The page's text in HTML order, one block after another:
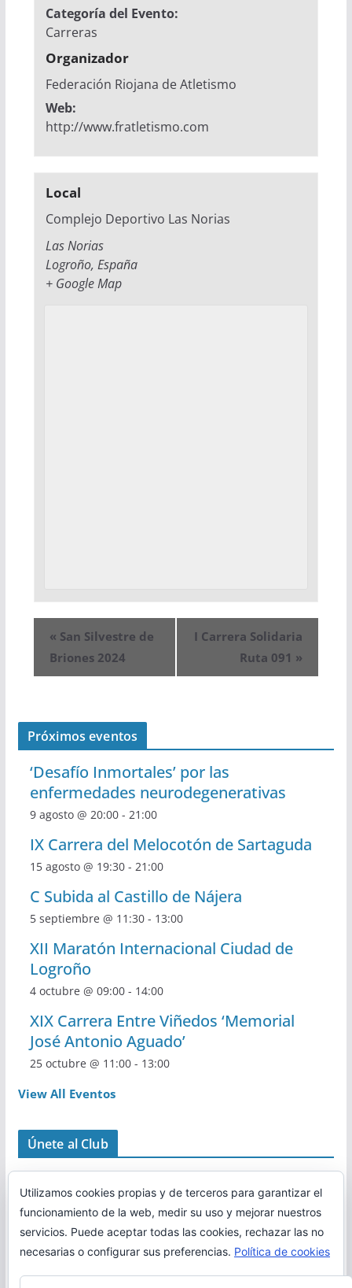
Categoría del Evento:
Carreras
Organizador
Federación Riojana de Atletismo
Web:
http://www.fratletismo.com
Local
Complejo Deportivo Las Norias
Las Norias
Logroño, España
+ Google Map
« San Silvestre de
Briones 2024
I Carrera Solidaria
Ruta 091 »
Próximos eventos
‘Desafío Inmortales’ por las
enfermedades neurodegenerativas
9 agosto @ 20:00- 21:00
IX Carrera del Melocotón de Sartaguda
15 agosto @ 19:30- 21:00
C Subida al Castillo de Nájera
5 septiembre @ 11:30- 13:00
XII Maratón Internacional Ciudad de
Logroño
4 octubre @ 09:00- 14:00
XIX Carrera Entre Viñedos ‘Memorial
José Antonio Aguado’
25 octubre @ 11:00- 13:00
View All Eventos
Únete al Club
Utilizamos cookies propias y de terceros para garantizar el
funcionamiento de la web, medir su uso y mejorar nuestros
servicios. Puede aceptar todas las cookies, rechazar las no
necesarias o configurar sus preferencias. Política de cookies